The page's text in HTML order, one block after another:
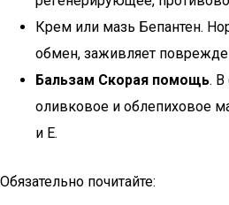
Крем или мазь Бепантен.
обмен, заживляет
Бальзам Скорая помощь. В
оливковое и облепиховое
и Е.
Обязательно почитайте: